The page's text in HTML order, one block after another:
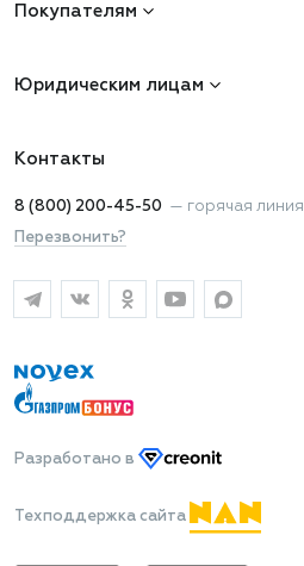
Покупателям
Юридическим лицам
Контакты
8 (800) 200-45-50 — горячая линия
Перезвонить?
Разработано в
Техподдержка сайта